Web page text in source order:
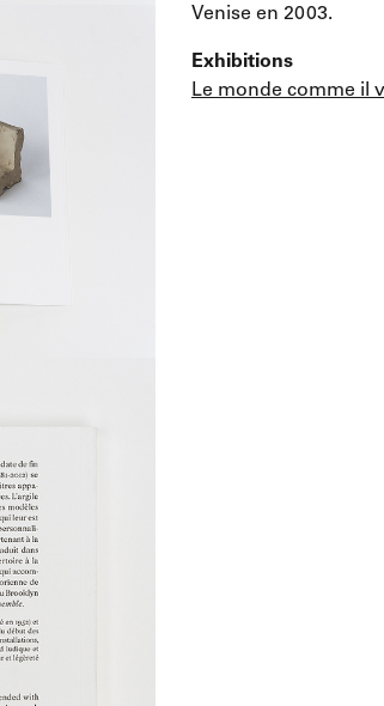
Venise en 2003.
Exhibitions
Le monde comme il